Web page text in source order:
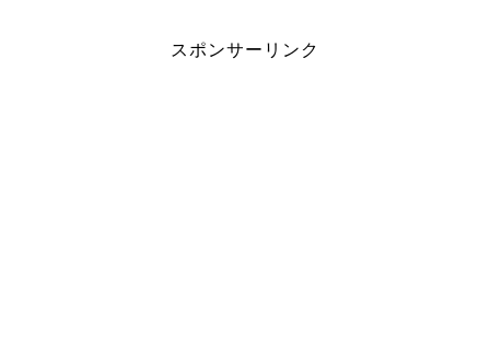
スポンサーリンク